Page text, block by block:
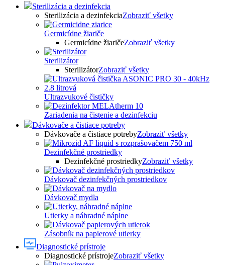
Sterilizácia a dezinfekcia
Sterilizácia a dezinfekciaZobraziť všetky
Germicídne žiariče
Germicídne žiaričeZobraziť všetky
Sterilizátor
SterilizátorZobraziť všetky
Ultrazvukové čističky
Zariadenia na čistenie a dezinfekciu
Dávkovače a čistiace potreby
Dávkovače a čistiace potrebyZobraziť všetky
Dezinfekčné prostriedky
Dezinfekčné prostriedkyZobraziť všetky
Dávkovač dezinfekčných prostriedkov
Dávkovač mydla
Utierky a náhradné náplne
Zásobník na papierové utierky
Diagnostické prístroje
Diagnostické prístrojeZobraziť všetky